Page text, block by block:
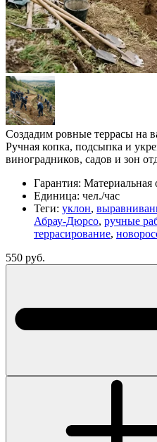
Создадим ровные террасы на
Ручная копка, подсыпка и
виноградников, садов и зон
Гарантия: Материальная
Единица: чел./час
Теги: уклон,
Абрау-Дюрсо, ручные
террасирование,
550 руб.